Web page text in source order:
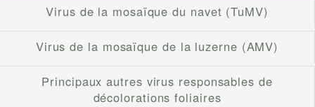
Virus de la mosaïque du navet (TuMV)
Virus de la mosaïque de la luzerne (AMV)
Principaux autres virus responsables de
décolorations foliaires